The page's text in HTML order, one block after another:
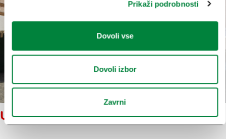
Prikaži podrobnosti
Dovoli vse
Dovoli izbor
Zavrni
USTVARJALNA ČETRT GORNJI TRG